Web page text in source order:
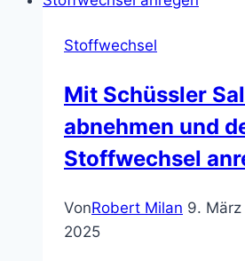
Stoffwechsel
Mit Schüssler
abnehmen und
Stoffwechsel
VonRobert Milan 9. März
2025